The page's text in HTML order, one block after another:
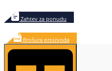
Zahtev za ponudu
Brošura proizvoda